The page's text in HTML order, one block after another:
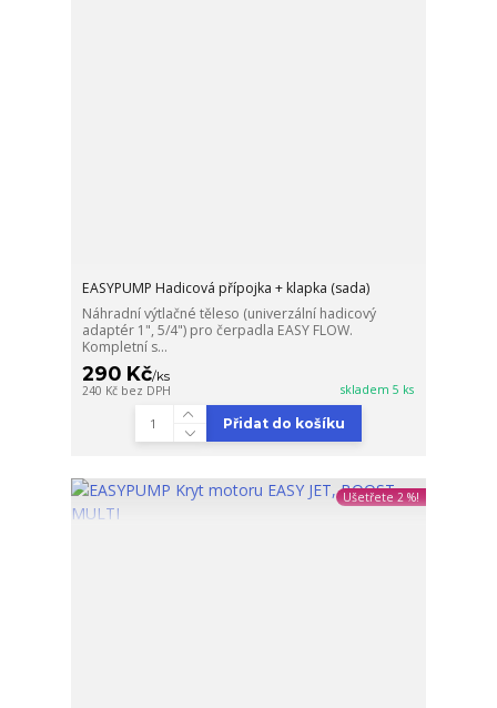
EASYPUMP Hadicová přípojka + klapka (sada)
Náhradní výtlačné těleso (univerzální hadicový
adaptér 1", 5/4") pro čerpadla EASY FLOW.
Kompletní s...
290 Kč/ks
240 Kč bez DPH skladem 5 ks
Přidat do košíku
Ušetřete 2 %!